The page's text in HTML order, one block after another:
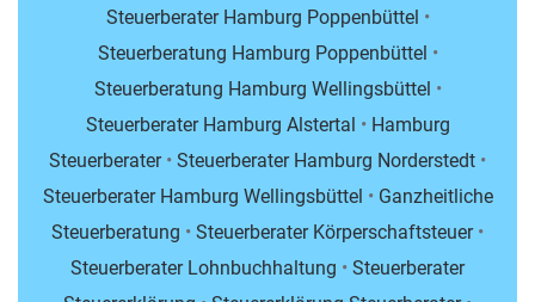
Steuerberater Hamburg Poppenbüttel •
Steuerberatung Hamburg Poppenbüttel •
Steuerberatung Hamburg Wellingsbüttel •
Steuerberater Hamburg Alstertal • Hamburg
Steuerberater• Steuerberater Hamburg Norderstedt •
Steuerberater Hamburg Wellingsbüttel • Ganzheitliche
Steuerberatung • Steuerberater Körperschaftsteuer•
Steuerberater Lohnbuchhaltung • Steuerberater